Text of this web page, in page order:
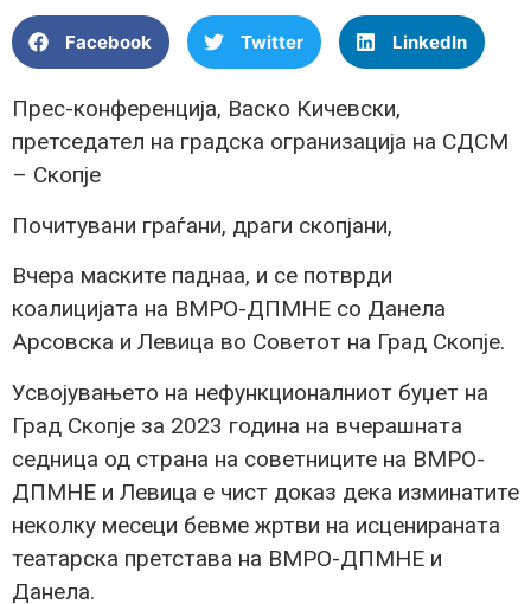
Facebook Twitter LinkedIn
Прес-конференција, Васко Кичевски,
претседател на градска огранизација на СДСМ
– Скопје
Почитувани граѓани, драги скопјани,
Вчера маските паднаа, и се потврди
коалицијата на ВМРО-ДПМНЕ со Данела
Арсовска и Левица во Советот на Град Скопје.
Усвојувањето на нефункционалниот буџет на
Град Скопје за 2023 година на вчерашната
седница од страна на советниците на ВМРО-
ДПМНЕ и Левица е чист доказ дека изминатите
неколку месеци бевме жртви на исценираната
театарска претстава на ВМРО-ДПМНЕ и
Данела.